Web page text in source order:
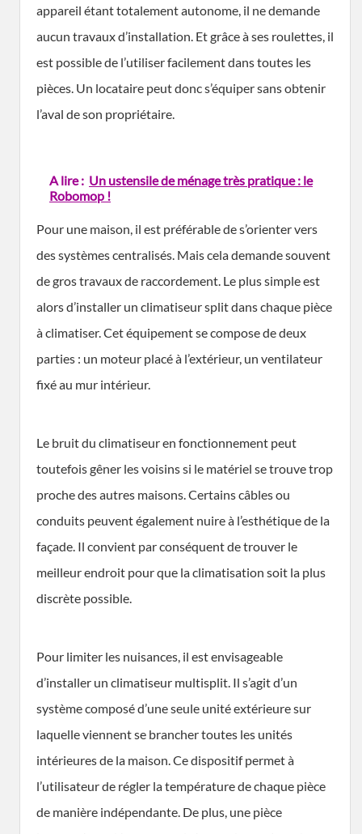
appareil étant totalement autonome, il ne demande
aucun travaux d’installation. Et grâce à ses roulettes, il
est possible de l’utiliser facilement dans toutes les
pièces. Un locataire peut donc s’équiper sans obtenir
l’aval de son propriétaire.
A lire : Un ustensile de ménage très pratique : le
Robomop !
Pour une maison, il est préférable de s’orienter vers
des systèmes centralisés. Mais cela demande souvent
de gros travaux de raccordement. Le plus simple est
alors d’installer un climatiseur split dans chaque pièce
à climatiser. Cet équipement se compose de deux
parties : un moteur placé à l’extérieur, un ventilateur
fixé au mur intérieur.
Le bruit du climatiseur en fonctionnement peut
toutefois gêner les voisins si le matériel se trouve trop
proche des autres maisons. Certains câbles ou
conduits peuvent également nuire à l’esthétique de la
façade. Il convient par conséquent de trouver le
meilleur endroit pour que la climatisation soit la plus
discrète possible.
Pour limiter les nuisances, il est envisageable
d’installer un climatiseur multisplit. Il s’agit d’un
système composé d’une seule unité extérieure sur
laquelle viennent se brancher toutes les unités
intérieures de la maison. Ce dispositif permet à
l’utilisateur de régler la température de chaque pièce
de manière indépendante. De plus, une pièce